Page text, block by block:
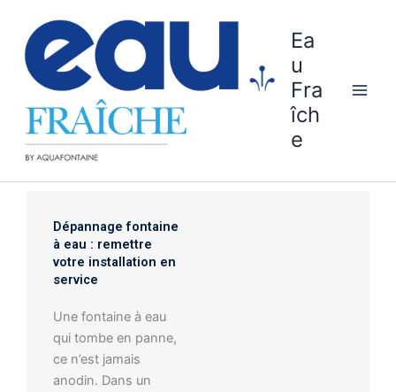
contenu
Ea
u
Fra
îch
e
Dépannage fontaine
à eau : remettre
votre installation en
service
Une fontaine à eau
qui tombe en panne,
ce n’est jamais
anodin. Dans un